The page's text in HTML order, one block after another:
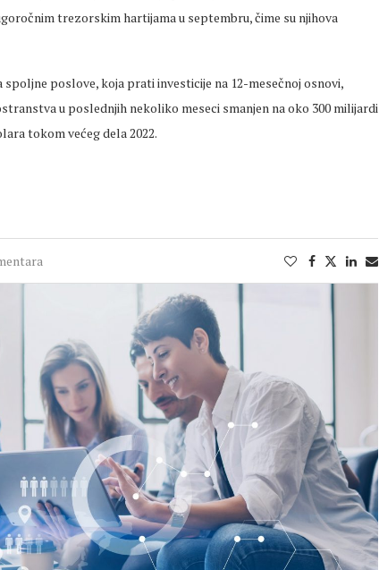
trezorskim hartijama u septembru, čime su njihova
poslove, koja prati investicije na 12-mesečnoj osnovi,
u poslednjih nekoliko meseci smanjen na oko 300 milijardi
tokom većeg dela 2022.